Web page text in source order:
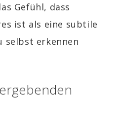
Gefühl, dass
ist als eine subtile
selbst erkennen